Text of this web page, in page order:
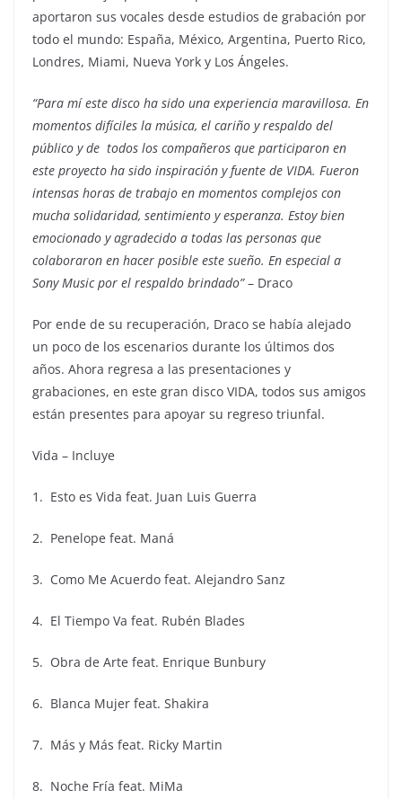
aportaron sus vocales desde estudios de grabación por
todo el mundo: España, México, Argentina, Puerto Rico,
Londres, Miami, Nueva York y Los Ángeles.
“Para mí este disco ha sido una experiencia maravillosa. En
momentos difíciles la música, el cariño y respaldo del
público y de todos los compañeros que participaron en
este proyecto ha sido inspiración y fuente de VIDA. Fueron
intensas horas de trabajo en momentos complejos con
mucha solidaridad, sentimiento y esperanza. Estoy bien
emocionado y agradecido a todas las personas que
colaboraron en hacer posible este sueño. En especial a
Sony Music por el respaldo brindado”– Draco
Por ende de su recuperación, Draco se había alejado
un poco de los escenarios durante los últimos dos
años. Ahora regresa a las presentaciones y
grabaciones, en este gran disco VIDA, todos sus amigos
están presentes para apoyar su regreso triunfal.
Vida – Incluye
1. Esto es Vida feat. Juan Luis Guerra
2. Penelope feat. Maná
3. Como Me Acuerdo feat. Alejandro Sanz
4. El Tiempo Va feat. Rubén Blades
5. Obra de Arte feat. Enrique Bunbury
6. Blanca Mujer feat. Shakira
7. Más y Más feat. Ricky Martin
8. Noche Fría feat. MiMa